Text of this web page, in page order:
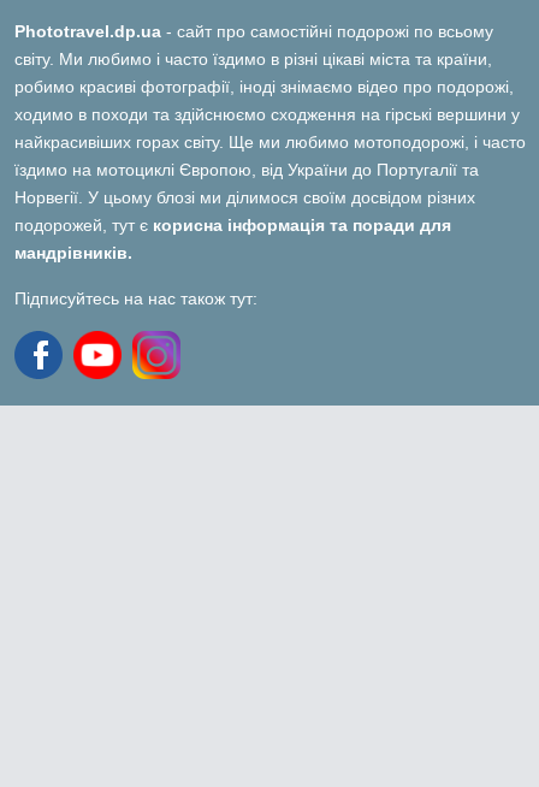
Phototravel.dp.ua - сайт про самостійні подорожі по всьому
світу. Ми любимо і часто їздимо в різні цікаві міста та країни,
робимо красиві фотографії, іноді знімаємо відео про подорожі,
ходимо в походи та здійснюємо сходження на гірські вершини у
найкрасивіших горах світу. Ще ми любимо мотоподорожі, і часто
їздимо на мотоциклі Європою, від України до Португалії та
Норвегії. У цьому блозі ми ділимося своїм досвідом різних
подорожей, тут є корисна інформація та поради для
мандрівників.
Підписуйтесь на нас також тут: